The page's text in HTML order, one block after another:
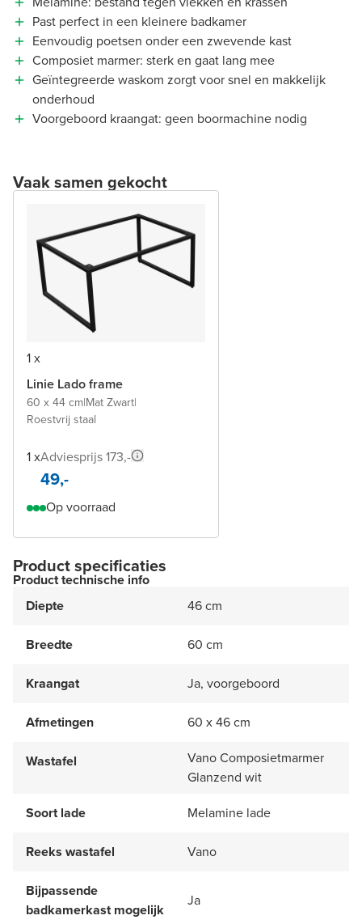
Past perfect in een kleinere badkamer
Eenvoudig poetsen onder een zwevende kast
Composiet marmer: sterk en gaat lang mee
Geïntegreerde waskom zorgt voor snel en makkelijk
onderhoud
Voorgeboord kraangat: geen boormachine nodig
Vaak samen gekocht
1 x
Linie Lado frame
60 x 44 cm|Mat Zwart|
Roestvrij staal
1 xAdviesprijs 173,-
49,-
Op voorraad
Product specificaties
Product technische info
Diepte
46 cm
Breedte 60 cm
Kraangat Ja, voorgeboord
Afmetingen 60 x 46 cm
Wastafel
Vano Composietmarmer
Glanzend wit
Soort lade
Melamine lade
Reeks wastafel Vano
Bijpassende
badkamerkast mogelijk
Ja